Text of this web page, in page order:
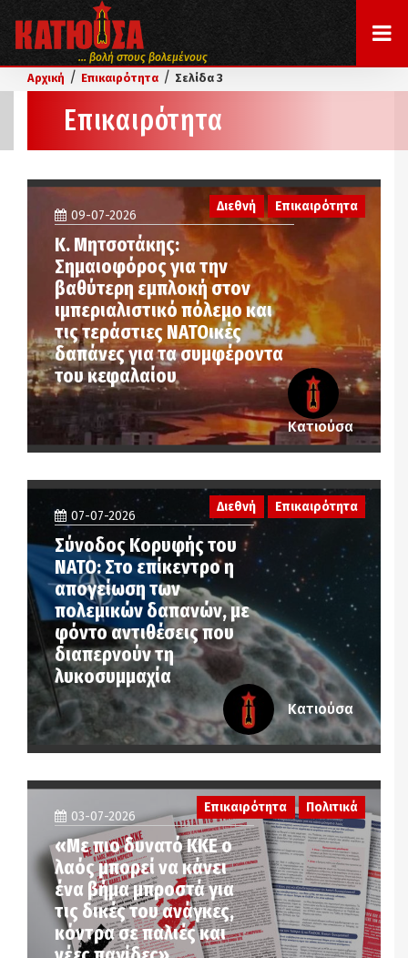
... βολή στους βολεμένους
Αρχική / Επικαιρότητα / Σελίδα 3
Επικαιρότητα
Διεθνή Επικαιρότητα
09-07-2026
Κ. Μητσοτάκης:
Σημαιοφόρος για την
βαθύτερη εμπλοκή στον
ιμπεριαλιστικό πόλεμο και
τις τεράστιες ΝΑΤΟικές
δαπάνες για τα συμφέροντα
του κεφαλαίου
Κατιούσα
07-07-2026
Σύνοδος Κορυφής του
ΝΑΤΟ: Στο επίκεντρο η
απογείωση των
πολεμικών δαπανών, με
φόντο αντιθέσεις που
διαπερνούν τη
λυκοσυμμαχία
Διεθνή Επικαιρότητα
Κατιούσα
03-07-2026
«Με πιο δυνατό ΚΚΕ ο
λαός μπορεί να κάνει
ένα βήμα μπροστά για
τις δικές του ανάγκες,
κόντρα σε παλιές και
Επικαιρότητα Πολιτικά